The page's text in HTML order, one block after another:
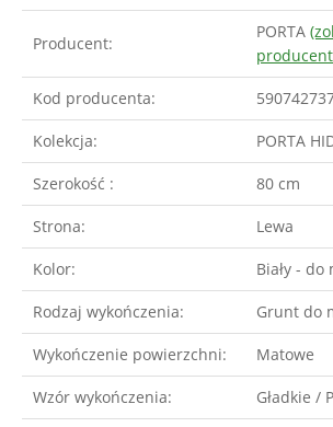
Producent:
PORTA
Kod producenta:
Kolekcja: PORTA
Szerokość : 80 cm
Strona: Lewa
Kolor: Biały - do
Rodzaj wykończenia: Grunt do
Wykończenie powierzchni: Matowe
Wzór wykończenia: Gładkie /